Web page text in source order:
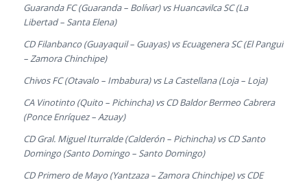
Guaranda FC (Guaranda – Bolívar) vs Huancavilca SC (La
Libertad – Santa Elena)
CD Filanbanco (Guayaquil – Guayas) vs Ecuagenera SC (El Pangui
– Zamora Chinchipe)
Chivos FC (Otavalo – Imbabura) vs La Castellana (Loja – Loja)
CA Vinotinto (Quito – Pichincha) vs CD Baldor Bermeo Cabrera
(Ponce Enríquez – Azuay)
CD Gral. Miguel Iturralde (Calderón – Pichincha) vs CD Santo
Domingo (Santo Domingo – Santo Domingo)
CD Primero de Mayo (Yantzaza – Zamora Chinchipe) vs CDE